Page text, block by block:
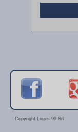
Copyright Logos 99 Srl